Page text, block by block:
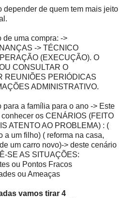
depender de quem tem mais jeito
de uma compra: ->
-> TÉCNICO
(EXECUÇÃO). O
CONSULTAR O
REUNIÕES PERIÓDICAS
ADMINISTRATIVO.
para a família para o ano -> Este
os CENÁRIOS (FEITO
ATENTO AO PROBLEMA) : (
a um filho) ( reforma na casa,
um carro novo)-> deste cenário
SE AS SITUAÇÕES:
ou Pontos Fracos
ou Ameaças
vamos tirar 4